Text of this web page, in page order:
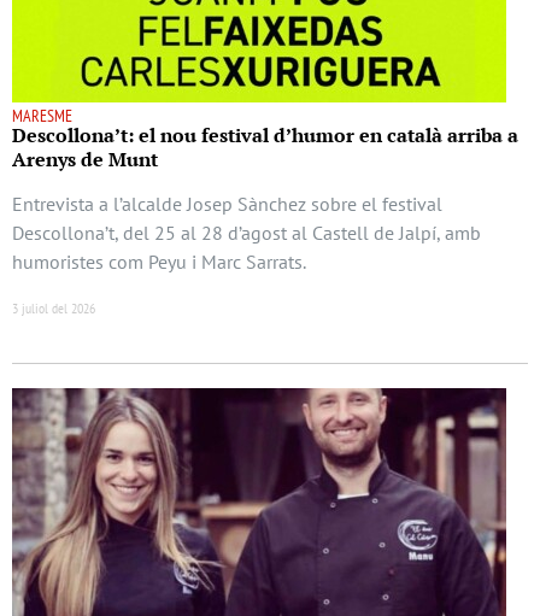
MARESME
Descollona’t: el nou festival d’humor en català arriba a
Arenys de Munt
Entrevista a l’alcalde Josep Sànchez sobre el festival
Descollona’t, del 25 al 28 d’agost al Castell de Jalpí, amb
humoristes com Peyu i Marc Sarrats.
3 juliol del 2026